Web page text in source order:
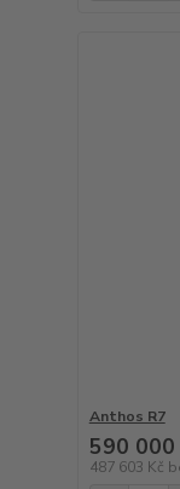
Anthos R7
590 000
487 603 Kč